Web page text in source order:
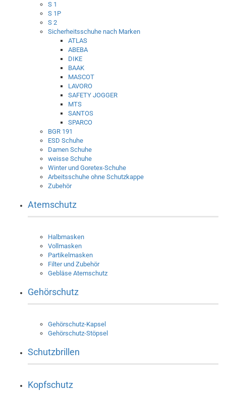
S 1
S 1P
S 2
Sicherheitsschuhe nach Marken
ATLAS
ABEBA
DIKE
BAAK
MASCOT
LAVORO
SAFETY JOGGER
MTS
SANTOS
SPARCO
BGR 191
ESD Schuhe
Damen Schuhe
weisse Schuhe
Winter und Goretex-Schuhe
Arbeitsschuhe ohne Schutzkappe
Zubehör
Atemschutz
Halbmasken
Vollmasken
Partikelmasken
Filter und Zubehör
Gebläse Atemschutz
Gehörschutz
Gehörschutz-Kapsel
Gehörschutz-Stöpsel
Schutzbrillen
Kopfschutz